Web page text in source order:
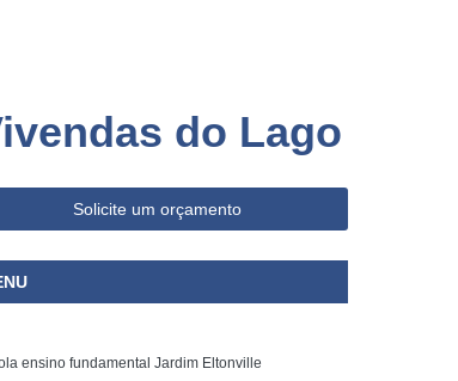
do Lago
Solicite um orçamento
ensino fundamental Jardim Eltonville